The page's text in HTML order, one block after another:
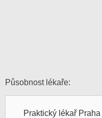
Působnost lékaře:
Praktický lékař Praha